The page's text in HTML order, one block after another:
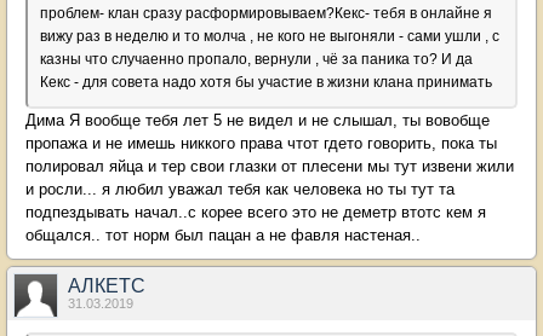
проблем- клан сразу расформировываем?Кекс- тебя в онлайне я
вижу раз в неделю и то молча , не кого не выгоняли - сами ушли , с
казны что случаенно пропало, вернули , чё за паника то? И да
Кекс - для совета надо хотя бы участие в жизни клана принимать
Дима Я вообще тебя лет 5 не видел и не слышал, ты вовобще
пропажа и не имешь никкого права чтот гдето говорить, пока ты
полировал яйца и тер свои глазки от плесени мы тут извени жили
и росли... я любил уважал тебя как человека но ты тут та
подпездывать начал..с корее всего это не деметр втотс кем я
общался.. тот норм был пацан а не фавля настеная..
АЛКЕТС
31.03.2019